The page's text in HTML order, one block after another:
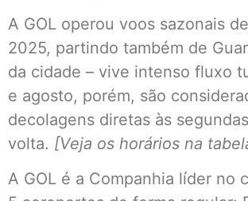
A GOL operou voos sazonais
2025, partindo também de
da cidade – vive intenso fluxo
e agosto, porém, são
decolagens diretas às
volta. [Veja os horários na
A GOL é a Companhia líder no